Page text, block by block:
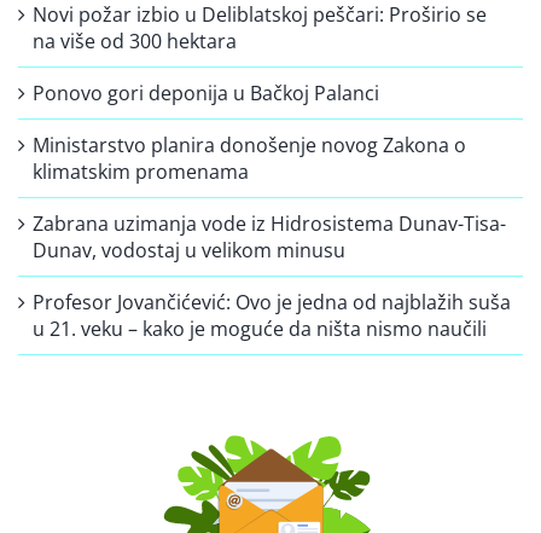
Novi požar izbio u Deliblatskoj peščari: Proširio se
na više od 300 hektara
Ponovo gori deponija u Bačkoj Palanci
Ministarstvo planira donošenje novog Zakona o
klimatskim promenama
Zabrana uzimanja vode iz Hidrosistema Dunav-Tisa-
Dunav, vodostaj u velikom minusu
Profesor Jovančićević: Ovo je jedna od najblažih suša
u 21. veku – kako je moguće da ništa nismo naučili